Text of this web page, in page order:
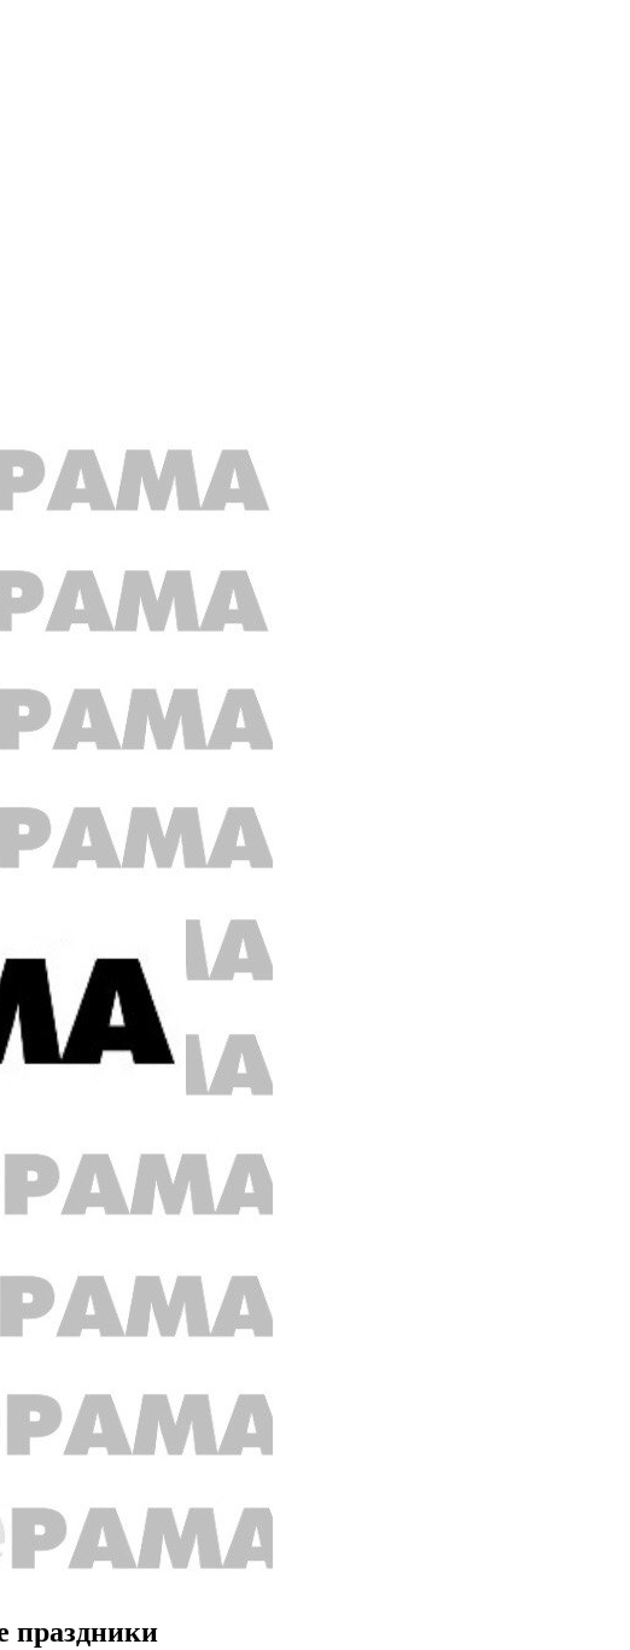
праздники